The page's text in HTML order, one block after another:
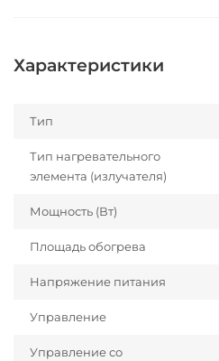
Характеристики
Тип
Тип нагревательного
элемента (излучателя)
Мощность (Вт)
Площадь обогрева
Напряжение питания
Управление
Управление со